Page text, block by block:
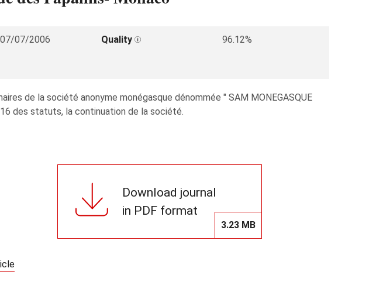
07/07/2006 Quality
96.12%
de la société anonyme monégasque dénommée " SAM MONEGASQUE
des statuts, la continuation de la société.
Download journal
in PDF format
3.23 MB